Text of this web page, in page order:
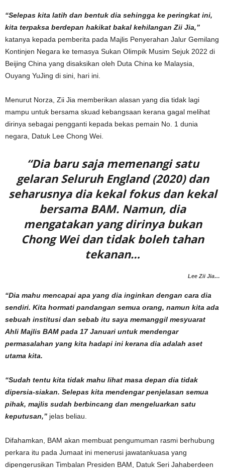
“Selepas kita latih dan bentuk dia sehingga ke peringkat ini,
kita terpaksa berdepan hakikat bakal kehilangan Zii Jia,”
katanya kepada pemberita pada Majlis Penyerahan Jalur Gemilang
Kontinjen Negara ke temasya Sukan Olimpik Musim Sejuk 2022 di
Beijing China yang disaksikan oleh Duta China ke Malaysia,
Ouyang YuJing di sini, hari ini.
Menurut Norza, Zii Jia memberikan alasan yang dia tidak lagi
mampu untuk bersama skuad kebangsaan kerana gagal melihat
dirinya sebagai pengganti kepada bekas pemain No. 1 dunia
negara, Datuk Lee Chong Wei.
“Dia baru saja memenangi satu
gelaran Seluruh England (2020) dan
seharusnya dia kekal fokus dan kekal
bersama BAM. Namun, dia
mengatakan yang dirinya bukan
Chong Wei dan tidak boleh tahan
tekanan…
Lee Zii Jia…
“Dia mahu mencapai apa yang dia inginkan dengan cara dia
sendiri. Kita hormati pandangan semua orang, namun kita ada
sebuah institusi dan sebab itu saya memanggil mesyuarat
Ahli Majlis BAM pada 17 Januari untuk mendengar
permasalahan yang kita hadapi ini kerana dia adalah aset
utama kita.
“Sudah tentu kita tidak mahu lihat masa depan dia tidak
dipersia-siakan. Selepas kita mendengar penjelasan semua
pihak, majlis sudah berbincang dan mengeluarkan satu
keputusan,” jelas beliau.
Difahamkan, BAM akan membuat pengumuman rasmi berhubung
perkara itu pada Jumaat ini menerusi jawatankuasa yang
dipengerusikan Timbalan Presiden BAM, Datuk Seri Jahaberdeen